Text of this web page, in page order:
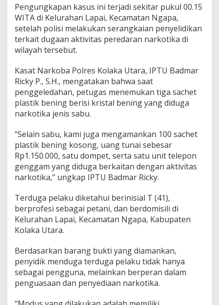
a
i
m
p
,
9
G
r
a
m
a
b
u
Pengungkapan kasus ini terjadi sekitar pukul 00.15
WITA di Kelurahan Lapai, Kecamatan Ngapa,
setelah polisi melakukan serangkaian penyelidikan
terkait dugaan aktivitas peredaran narkotika di
wilayah tersebut.
Kasat Narkoba Polres Kolaka Utara, IPTU Badmar
Ricky P., S.H., mengatakan bahwa saat
penggeledahan, petugas menemukan tiga sachet
plastik bening berisi kristal bening yang diduga
narkotika jenis sabu.
“Selain sabu, kami juga mengamankan 100 sachet
plastik bening kosong, uang tunai sebesar
Rp1.150.000, satu dompet, serta satu unit telepon
genggam yang diduga berkaitan dengan aktivitas
narkotika,” ungkap IPTU Badmar Ricky.
Terduga pelaku diketahui berinisial T (41),
berprofesi sebagai petani, dan berdomisili di
Kelurahan Lapai, Kecamatan Ngapa, Kabupaten
Kolaka Utara.
Berdasarkan barang bukti yang diamankan,
penyidik menduga terduga pelaku tidak hanya
sebagai pengguna, melainkan berperan dalam
penguasaan dan penyediaan narkotika.